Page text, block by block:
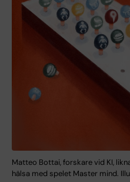
Matteo Bottai, forskare vid KI,
hälsa med spelet Master mind.